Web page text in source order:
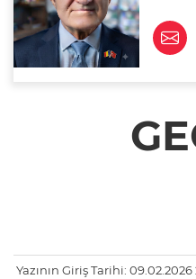
Yazının Giriş Tarihi: 09.02.2026